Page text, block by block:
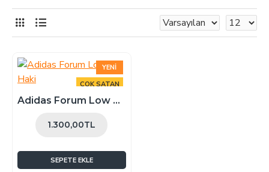
YENI
ÇOK SATAN
Adidas Forum Low Haki
1.300,00TL
SEPETE EKLE